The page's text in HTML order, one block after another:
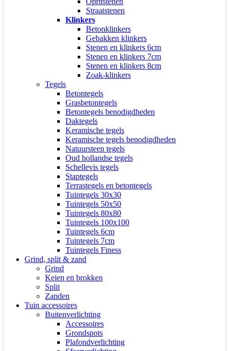
Straatstenen
Klinkers
Betonklinkers
Gebakken klinkers
Stenen en klinkers 6cm
Stenen en klinkers 7cm
Stenen en klinkers 8cm
Zoak-klinkers
Tegels
Betontegels
Grasbetontegels
Betontegels benodigdheden
Daktegels
Keramische tegels
Keramische tegels benodigdheden
Natuursteen tegels
Oud hollandse tegels
Schellevis tegels
Staptegels
Terrastegels en betontegels
Tuintegels 30x30
Tuintegels 50x50
Tuintegels 80x80
Tuintegels 100x100
Tuintegels 6cm
Tuintegels 7cm
Tuintegels Finess
Grind, split & zand
Grind
Keien en brokken
Split
Zanden
Tuin accessoires
Buitenverlichting
Accessoires
Grondspots
Plafondverlichting